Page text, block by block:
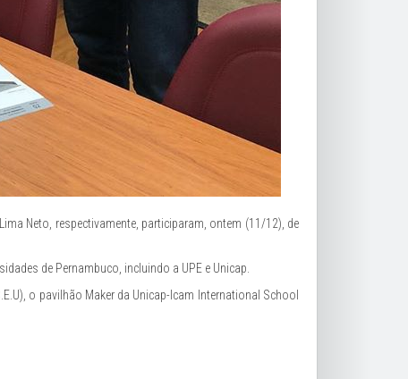
Neto, respectivamente, participaram, ontem (11/12), de
de Pernambuco, incluindo a UPE e Unicap.
o pavilhão Maker da Unicap-Icam International School